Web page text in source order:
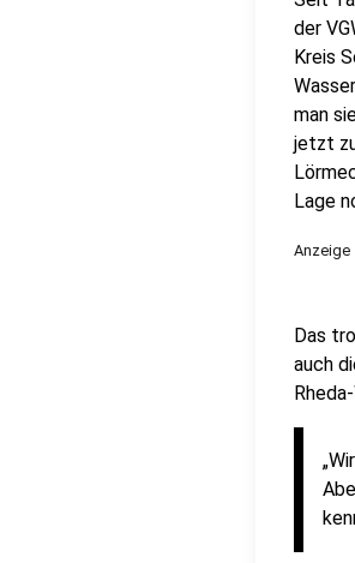
der
Kreis
man
jetzt
Lage
Anzeige
Das
auch